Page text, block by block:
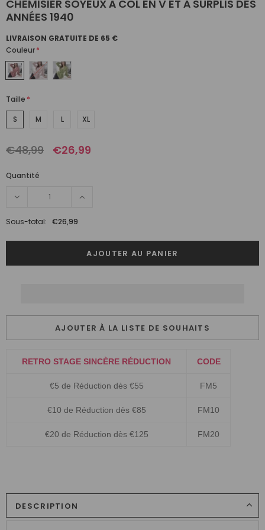
CHEMISIER SOYEUX À COL EN V ET À SURPLIS DES
ANNÉES 1940
LIVRAISON GRATUITE DE 65 €
Couleur*
Taille *
S
M L XL
€48,99 €26,99
Quantité
Sous-total: €26,99
AJOUTER À LA LISTE DE SOUHAITS
RETRO STAGE SINCÈRE RÉDUCTION CODE
€5 de Réduction dès €55 FM5
€10 de Réduction dès €85 FM10
€20 de Réduction dès €125 FM20
DESCRIPTION